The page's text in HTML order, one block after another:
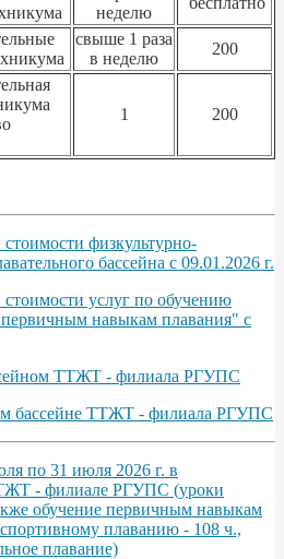
неделю
свыше 1 раза
в неделю
200
1 200
физкультурно-
бассейна с 09.01.2026 г.
услуг по обучению
навыкам плавания" с
ТТЖТ - филиала РГУПС
бассейне ТТЖТ - филиала РГУПС
по 31 июля 2026 г. в
- филиале РГУПС (уроки
обучение первичным навыкам
плаванию - 108 ч.,
плавание)